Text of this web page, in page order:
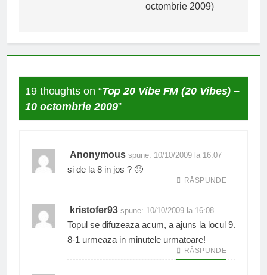
octombrie 2009)
19 thoughts on “Top 20 Vibe FM (20 Vibes) –
10 octombrie 2009”
Anonymous spune: 10/10/2009 la 16:07
si de la 8 in jos ? 🙂
RĂSPUNDE
kristofer93 spune: 10/10/2009 la 16:08
Topul se difuzeaza acum, a ajuns la locul 9.
8-1 urmeaza in minutele urmatoare!
RĂSPUNDE